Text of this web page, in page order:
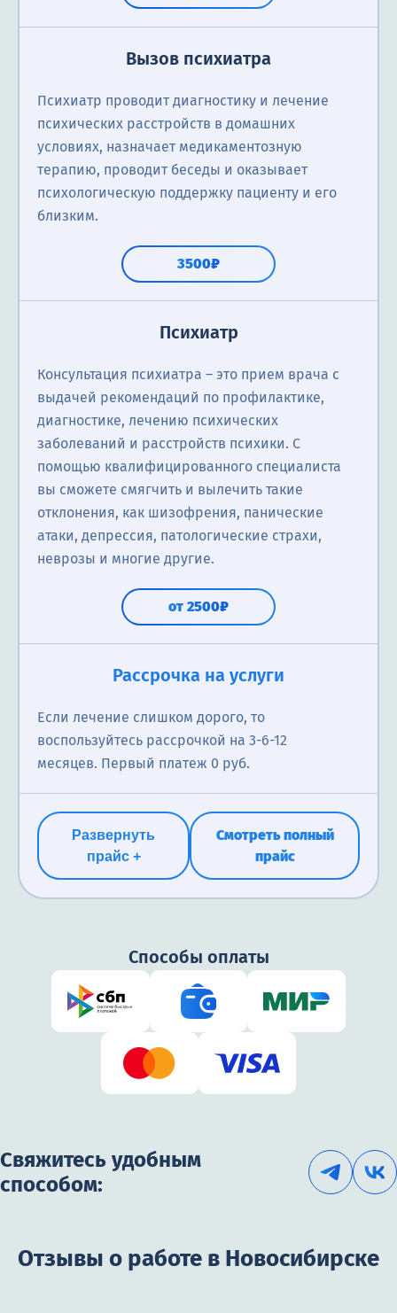
Вызов психиатра
Психиатр проводит диагностику и лечение
психических расстройств в домашних
условиях, назначает медикаментозную
терапию, проводит беседы и оказывает
психологическую поддержку пациенту и его
близким.
3500₽
Психиатр
Консультация психиатра ― это прием врача с
выдачей рекомендаций по профилактике,
диагностике, лечению психических
заболеваний и расстройств психики. С
помощью квалифицированного специалиста
вы сможете смягчить и вылечить такие
отклонения, как шизофрения, панические
атаки, депрессия, патологические страхи,
неврозы и многие другие.
от 2500₽
Рассрочка на услуги
Если лечение слишком дорого, то
воспользуйтесь рассрочкой на 3-6-12
месяцев. Первый платеж 0 руб.
Развернуть
прайс +
Смотреть полный
прайс
Способы оплаты
Свяжитесь удобным
способом:
Отзывы о работе в Новосибирске